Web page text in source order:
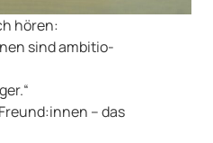
hören:
sind ambitio-
– das